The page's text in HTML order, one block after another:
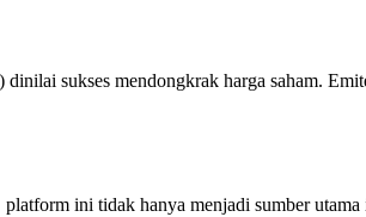
sukses mendongkrak harga saham.
ini tidak hanya menjadi sumber